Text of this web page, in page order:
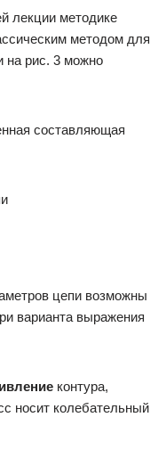
лекции методике
методом для
на рис. 3 можно
составляющая
цепи возможны
варианта выражения
контура,
носит колебательный